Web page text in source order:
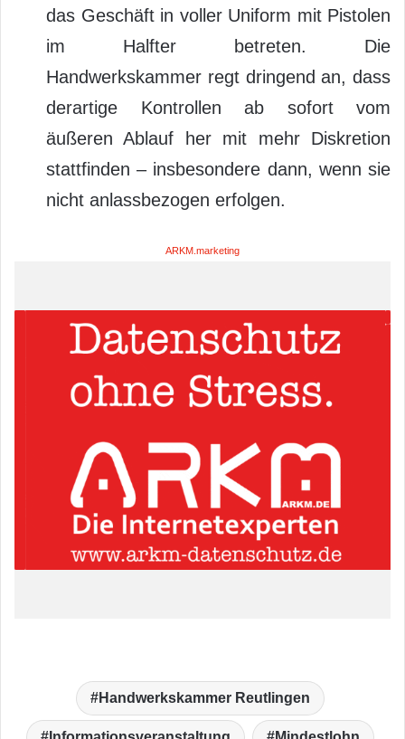
das Geschäft in voller Uniform mit Pistolen
im Halfter betreten. Die
Handwerkskammer regt dringend an, dass
derartige Kontrollen ab sofort vom
äußeren Ablauf her mit mehr Diskretion
stattfinden – insbesondere dann, wenn sie
nicht anlassbezogen erfolgen.
ARKM.marketing
Handwerkskammer Reutlingen